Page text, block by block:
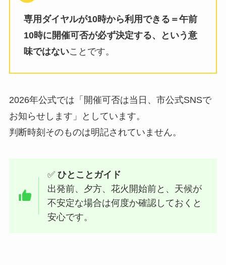
専用ダイヤルが10時から利用できる＝午前
10時に開催可否が必ず決定する、という意
味ではないことです。
2026年公式では「開催可否は当日、市公式SNSで
お知らせします」としています。
判断時刻そのものは明記されていません。
✅ひとことガイド
出発前、夕方、花火開始前と、天候が
不安定な場合は何度か確認しておくと
安心です。